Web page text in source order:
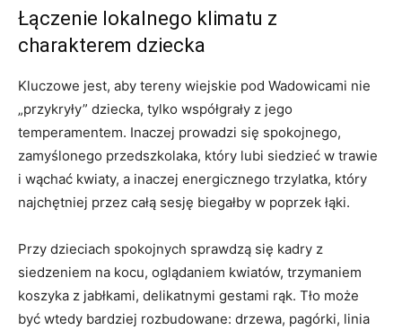
Łączenie lokalnego klimatu z
charakterem dziecka
Kluczowe jest, aby tereny wiejskie pod Wadowicami nie
„przykryły” dziecka, tylko współgrały z jego
temperamentem. Inaczej prowadzi się spokojnego,
zamyślonego przedszkolaka, który lubi siedzieć w trawie
i wąchać kwiaty, a inaczej energicznego trzylatka, który
najchętniej przez całą sesję biegałby w poprzek łąki.
Przy dzieciach spokojnych sprawdzą się kadry z
siedzeniem na kocu, oglądaniem kwiatów, trzymaniem
koszyka z jabłkami, delikatnymi gestami rąk. Tło może
być wtedy bardziej rozbudowane: drzewa, pagórki, linia